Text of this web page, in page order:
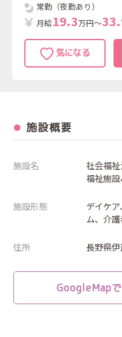
常勤（夜勤あり）
月給19.3万円～33.
施設概要
施設名
社会福
福祉施
施設形態
デイケ
ム、介
住所 長野県
GoogleMap